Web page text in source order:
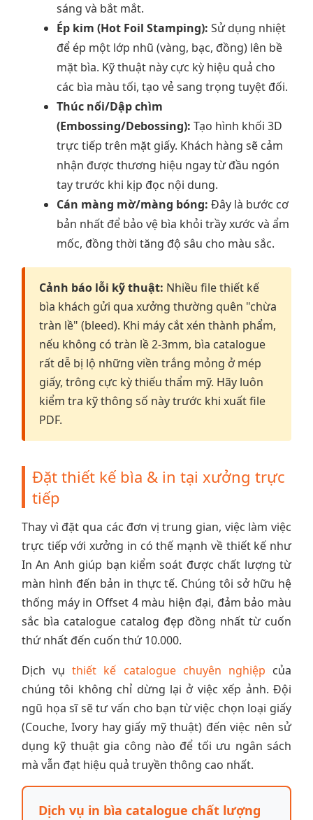
sáng và bắt mắt.
Ép kim (Hot Foil Stamping): Sử dụng nhiệt
để ép một lớp nhũ (vàng, bạc, đồng) lên bề
mặt bìa. Kỹ thuật này cực kỳ hiệu quả cho
các bìa màu tối, tạo vẻ sang trọng tuyệt đối.
Thúc nổi/Dập chìm
(Embossing/Debossing): Tạo hình khối 3D
trực tiếp trên mặt giấy. Khách hàng sẽ cảm
nhận được thương hiệu ngay từ đầu ngón
tay trước khi kịp đọc nội dung.
Cán màng mờ/màng bóng: Đây là bước cơ
bản nhất để bảo vệ bìa khỏi trầy xước và ẩm
mốc, đồng thời tăng độ sâu cho màu sắc.
Cảnh báo lỗi kỹ thuật: Nhiều file thiết kế
bìa khách gửi qua xưởng thường quên "chừa
tràn lề" (bleed). Khi máy cắt xén thành phẩm,
nếu không có tràn lề 2-3mm, bìa catalogue
rất dễ bị lộ những viền trắng mỏng ở mép
giấy, trông cực kỳ thiếu thẩm mỹ. Hãy luôn
kiểm tra kỹ thông số này trước khi xuất file
PDF.
Đặt thiết kế bìa & in tại xưởng trực
tiếp
Thay vì đặt qua các đơn vị trung gian, việc làm việc
trực tiếp với xưởng in có thế mạnh về thiết kế như
In An Anh giúp bạn kiểm soát được chất lượng từ
màn hình đến bản in thực tế. Chúng tôi sở hữu hệ
thống máy in Offset 4 màu hiện đại, đảm bảo màu
sắc bìa catalogue catalog đẹp đồng nhất từ cuốn
thứ nhất đến cuốn thứ 10.000.
Dịch vụthiết kế catalogue chuyên nghiệp của
chúng tôi không chỉ dừng lại ở việc xếp ảnh. Đội
ngũ họa sĩ sẽ tư vấn cho bạn từ việc chọn loại giấy
(Couche, Ivory hay giấy mỹ thuật) đến việc nên sử
dụng kỹ thuật gia công nào để tối ưu ngân sách
mà vẫn đạt hiệu quả truyền thông cao nhất.
Dịch vụ in bìa catalogue chất lượng